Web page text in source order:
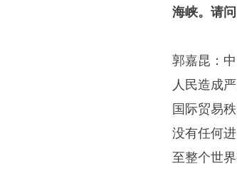
海峡。请
郭嘉昆：
人民造成
国际贸易
没有任何
至整个世界